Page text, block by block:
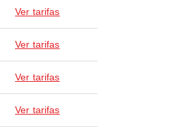
Ver tarifas
Ver tarifas
Ver tarifas
Ver tarifas